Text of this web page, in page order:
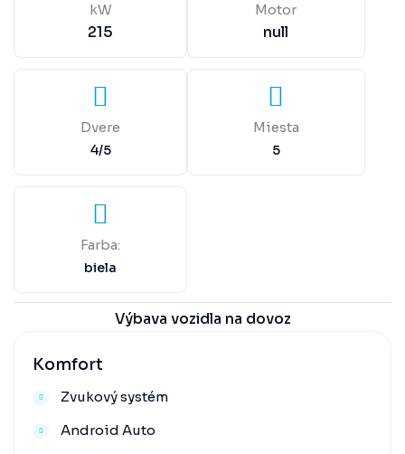
kW
215
Dvere
4/5
Farba:
biela
Motor
null
Miesta
5
Výbava vozidla na dovoz
Komfort
Zvukový systém
Android Auto